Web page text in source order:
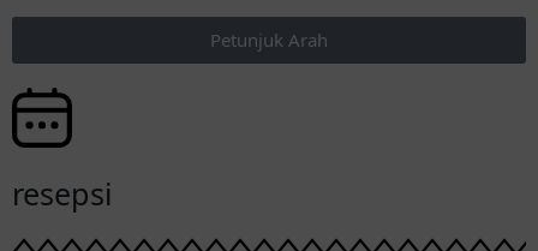
Petunjuk Arah
resepsi